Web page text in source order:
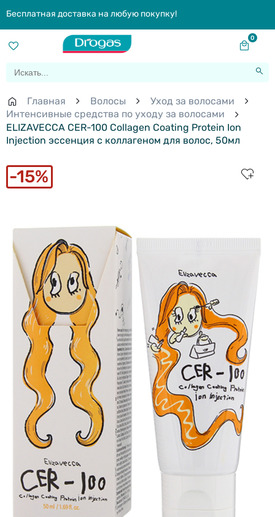
Бесплатная доставка на любую покупку!
0
Главная Волосы
Уход за волосами
Интенсивные средства по уходу за волосами
ELIZAVECCA CER-100 Collagen Coating Protein Ion
Injection эссенция с коллагеном для волос, 50мл
15%